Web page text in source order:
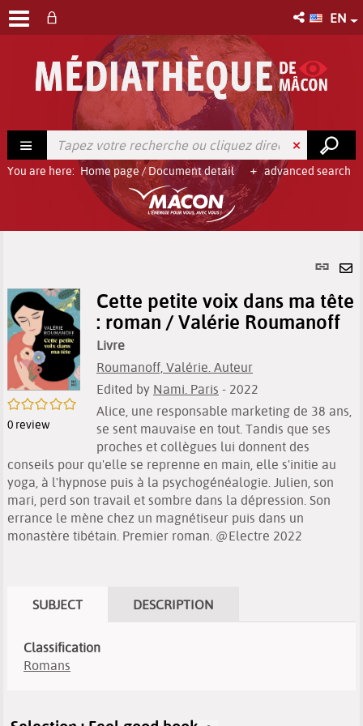
EN
advanced search
You are here: Home page/Document detail
link
by
/5
0 review
Cette petite voix dans ma tête
: roman / Valérie Roumanoff
Livre
Roumanoff, Valérie. Auteur
Edited by Nami. Paris - 2022
Alice, une responsable marketing de 38 ans,
se sent mauvaise en tout. Tandis que ses
proches et collègues lui donnent des
conseils pour qu'elle se reprenne en main, elle s'initie au
yoga, à l'hypnose puis à la psychogénéalogie. Julien, son
mari, perd son travail et sombre dans la dépression. Son
errance le mène chez un magnétiseur puis dans un
monastère tibétain. Premier roman. @Electre 2022
SUBJECT DESCRIPTION
Classification
Romans